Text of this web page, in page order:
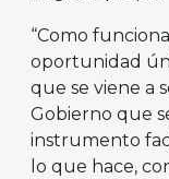
“Como
oportunidad
que se viene a
Gobierno que
instrumento
lo que hace,